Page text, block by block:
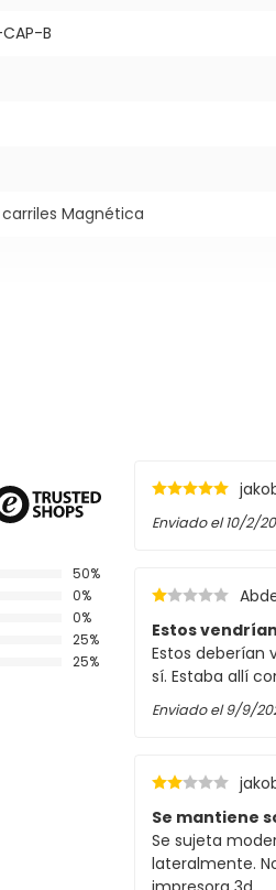
B
Magnética
50%
0%
0%
25%
25%
Enviado el10/2/
Estos
Estos deberían
sí. Estaba allí
Enviado el9/9/
Se mantiene
Se sujeta
lateralmente.